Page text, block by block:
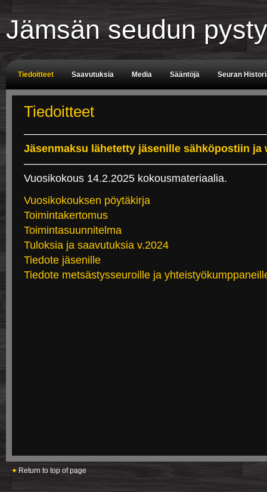
Jämsän seudun
Tiedoitteet Saavutuksia Media Sääntöjä Seuran
Tuomarit
Tiedoitteet
Jäsenmaksu lähetetty jäsenille sähköpostiin ja
Vuosikokous 14.2.2025 kokousmateriaalia.
Vuosikokouksen pöytäkirja
Toimintakertomus
Toimintasuunnitelma
Tuloksia ja saavutuksia v.2024
Tiedote jäsenille
Tiedote metsästysseuroille ja
Return to top of page